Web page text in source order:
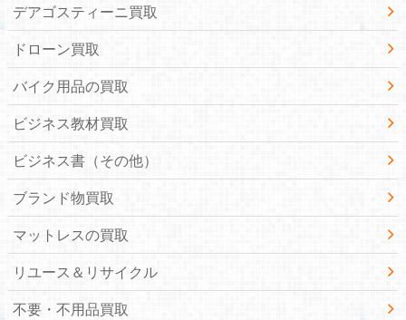
デアゴスティーニ買取
ドローン買取
バイク用品の買取
ビジネス教材買取
ビジネス書（その他）
ブランド物買取
マットレスの買取
リユース＆リサイクル
不要・不用品買取